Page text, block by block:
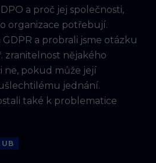
a proč jej společnosti,
organizace potřebují.
a probrali jsme otázku
zranitelnost nějakého
ne, pokud může její
ušlechtilému jednání.
také k problematice